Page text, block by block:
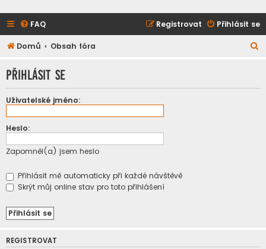
FAQ Přihlásit se
Registrovat
Domů Obsah fóra
d
Přihlásit se
Uživatelské jméno:
Heslo:
Zapomněl(a) jsem heslo
Přihlásit mě automaticky při každé návštěvě
Skrýt můj online stav pro toto přihlášení
REGISTROVAT